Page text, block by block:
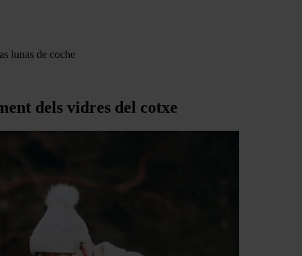
lunas de coche
dels vidres del cotxe